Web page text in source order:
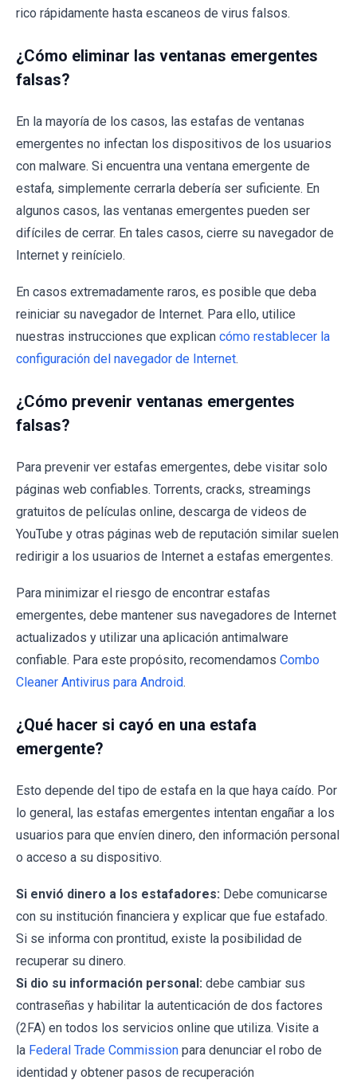
rico rápidamente hasta escaneos de virus falsos.
¿Cómo eliminar las ventanas emergentes
falsas?
En la mayoría de los casos, las estafas de ventanas
emergentes no infectan los dispositivos de los usuarios
con malware. Si encuentra una ventana emergente de
estafa, simplemente cerrarla debería ser suficiente. En
algunos casos, las ventanas emergentes pueden ser
difíciles de cerrar. En tales casos, cierre su navegador de
Internet y reinícielo.
En casos extremadamente raros, es posible que deba
reiniciar su navegador de Internet. Para ello, utilice
nuestras instrucciones que explican cómo restablecer la
configuración del navegador de Internet.
¿Cómo prevenir ventanas emergentes
falsas?
Para prevenir ver estafas emergentes, debe visitar solo
páginas web confiables. Torrents, cracks, streamings
gratuitos de películas online, descarga de videos de
YouTube y otras páginas web de reputación similar suelen
redirigir a los usuarios de Internet a estafas emergentes.
Para minimizar el riesgo de encontrar estafas
emergentes, debe mantener sus navegadores de Internet
actualizados y utilizar una aplicación antimalware
confiable. Para este propósito, recomendamos Combo
Cleaner Antivirus para Android.
¿Qué hacer si cayó en una estafa
emergente?
Esto depende del tipo de estafa en la que haya caído. Por
lo general, las estafas emergentes intentan engañar a los
usuarios para que envíen dinero, den información personal
o acceso a su dispositivo.
Si envió dinero a los estafadores: Debe comunicarse
con su institución financiera y explicar que fue estafado.
Si se informa con prontitud, existe la posibilidad de
recuperar su dinero.
Si dio su información personal: debe cambiar sus
contraseñas y habilitar la autenticación de dos factores
(2FA) en todos los servicios online que utiliza. Visite a
la Federal Trade Commission para denunciar el robo de
identidad y obtener pasos de recuperación